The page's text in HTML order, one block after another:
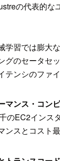
の代表的な
学習では膨大
グのセータセ
テンシのファ
マンス・コン
のEC2インス
ンスとコスト